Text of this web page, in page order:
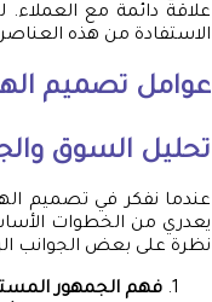
علاقة دائمة مع
الاستفادة من هذه
عوامل تصميم
تحليل السوق
عندما نفكر في تصميم
يعدري من الخطوات
نظرة على بعض الجوانب
فهم الجمهور